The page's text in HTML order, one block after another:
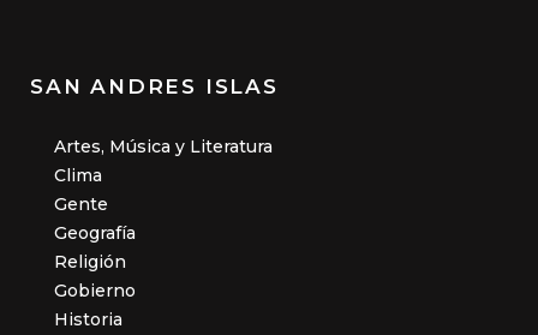
SAN ANDRES ISLAS
Artes, Música y Literatura
Clima
Gente
Geografía
Religión
Gobierno
Historia